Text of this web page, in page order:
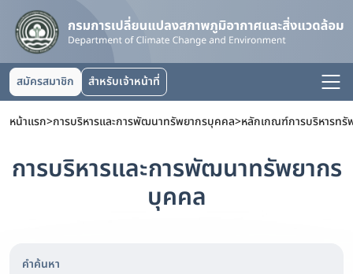
สมัครสมาชิก สำหรับเจ้าหน้าที่
หน้าแรก>การบริหารและการพัฒนาทรัพยากรบุคคล>หลักเกณฑ์การบริหารท
การบริหารและการพัฒนาทรัพยากร
บุคคล
คำค้นหา